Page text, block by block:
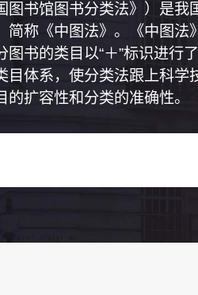
图书馆图书分类法》）是
简称《中图法》。《中图
书的类目以“＋”标识进
目体系，使分类法跟上科
扩容性和分类的准确性。